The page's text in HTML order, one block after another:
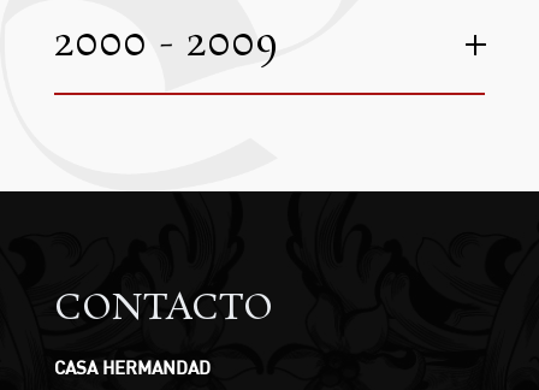
2000 - 2009
CONTACTO
CASA HERMANDAD